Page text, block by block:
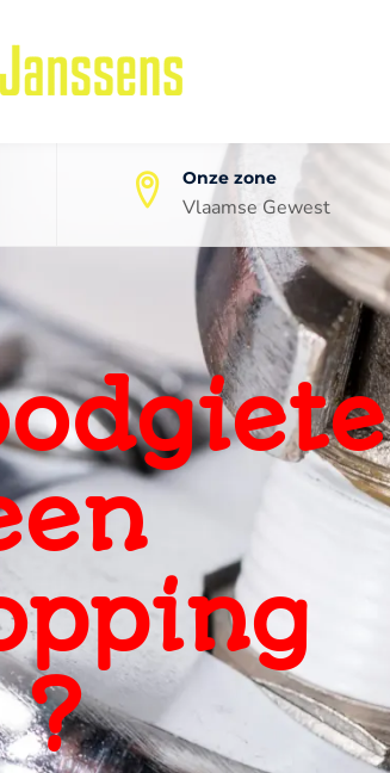
Onze zone
Vlaamse Gewest
20
snel